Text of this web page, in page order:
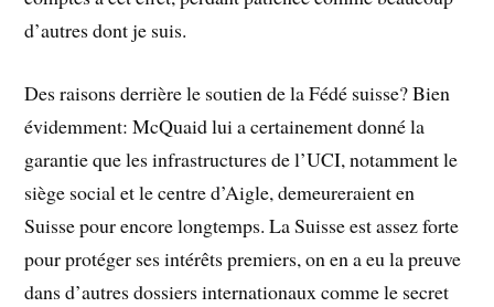
d’autres dont je suis.
Des raisons derrière le soutien de la Fédé suisse? Bien
évidemment: McQuaid lui a certainement donné la
garantie que les infrastructures de l’UCI, notamment le
siège social et le centre d’Aigle, demeureraient en
Suisse pour encore longtemps. La Suisse est assez forte
pour protéger ses intérêts premiers, on en a eu la preuve
dans d’autres dossiers internationaux comme le secret